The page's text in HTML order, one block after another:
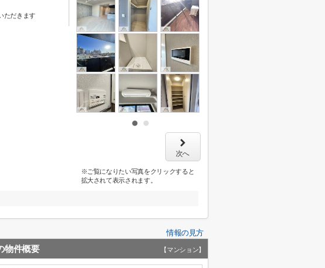
ただきます
次へ
※ご覧になりたい写真をクリックすると
拡大されて表示されます。
情報の見方
物件概要 【マンション】